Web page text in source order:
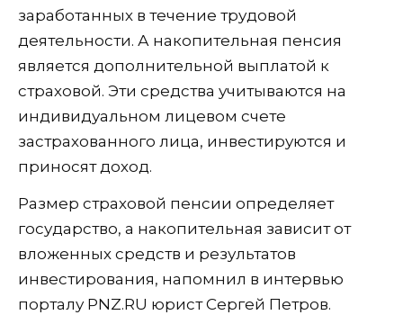
заработанных в течение трудовой
деятельности. А накопительная пенсия
является дополнительной выплатой к
страховой. Эти средства учитываются на
индивидуальном лицевом счете
застрахованного лица, инвестируются и
приносят доход.
Размер страховой пенсии определяет
государство, а накопительная зависит от
вложенных средств и результатов
инвестирования, напомнил в интервью
порталу PNZ.RU юрист Сергей Петров.